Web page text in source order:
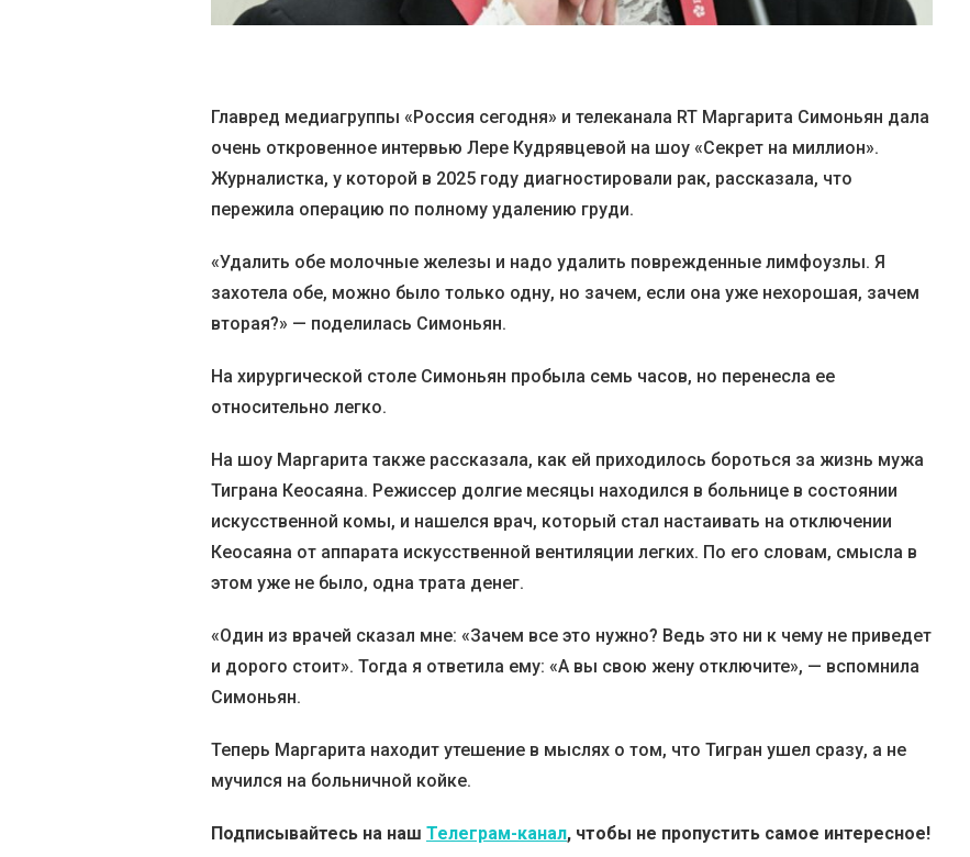
Главред медиагруппы «Россия сегодня» и телеканала RT Маргарита Симоньян дала
очень откровенное интервью Лере Кудрявцевой на шоу «Секрет на миллион».
Журналистка, у которой в 2025 году диагностировали рак, рассказала, что
пережила операцию по полному удалению груди.
«Удалить обе молочные железы и надо удалить поврежденные лимфоузлы. Я
захотела обе, можно было только одну, но зачем, если она уже нехорошая, зачем
вторая?» — поделилась Симоньян.
На хирургической столе Симоньян пробыла семь часов, но перенесла ее
относительно легко.
На шоу Маргарита также рассказала, как ей приходилось бороться за жизнь мужа
Тиграна Кеосаяна. Режиссер долгие месяцы находился в больнице в состоянии
искусственной комы, и нашелся врач, который стал настаивать на отключении
Кеосаяна от аппарата искусственной вентиляции легких. По его словам, смысла в
этом уже не было, одна трата денег.
«Один из врачей сказал мне: «Зачем все это нужно? Ведь это ни к чему не приведет
и дорого стоит». Тогда я ответила ему: «А вы свою жену отключите», — вспомнила
Симоньян.
Теперь Маргарита находит утешение в мыслях о том, что Тигран ушел сразу, а не
мучился на больничной койке.
Подписывайтесь на наш Телеграм-канал, чтобы не пропустить самое интересное!